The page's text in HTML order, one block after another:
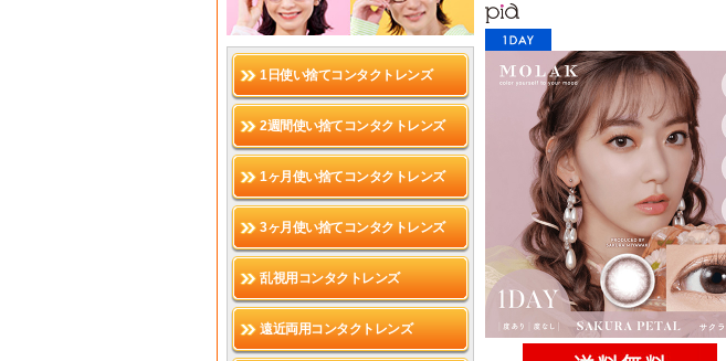
1日使い捨てコンタクトレンズ
2週間使い捨てコンタクトレンズ
1ヶ月使い捨てコンタクトレンズ
3ヶ月使い捨てコンタクトレンズ
乱視用コンタクトレンズ
遠近両用コンタクトレンズ